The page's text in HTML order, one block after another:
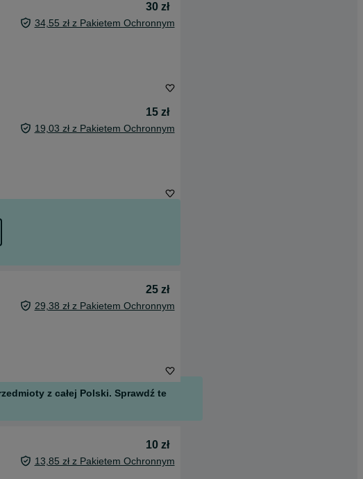
30 zł
34,55 zł z Pakietem Ochronnym
15 zł
19,03 zł z Pakietem Ochronnym
25 zł
29,38 zł z Pakietem Ochronnym
z całej Polski. Sprawdź te
10 zł
13,85 zł z Pakietem Ochronnym